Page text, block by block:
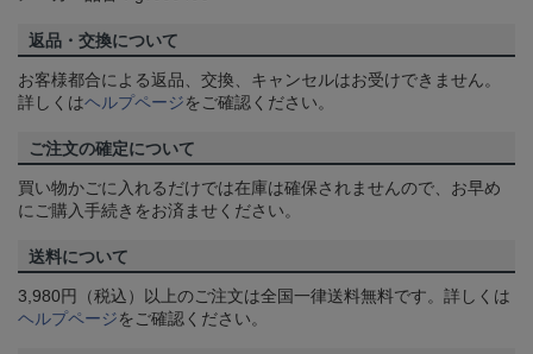
返品・交換について
お客様都合による返品、交換、キャンセルはお受けできません。
詳しくはヘルプページをご確認ください。
ご注文の確定について
買い物かごに入れるだけでは在庫は確保されませんので、お早め
にご購入手続きをお済ませください。
送料について
3,980円（税込）以上のご注文は全国一律送料無料です。詳しくは
ヘルプページをご確認ください。